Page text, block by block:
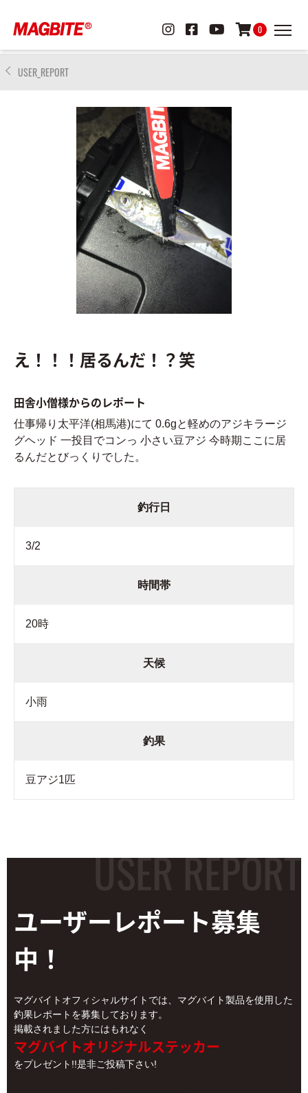
0
USER_REPORT
え！！！居るんだ！？笑
田舎小僧様からのレポート
仕事帰り太平洋(相馬港)にて 0.6gと軽めのアジキラージ
グヘッド 一投目でコンっ 小さい豆アジ 今時期ここに居
るんだとびっくりでした。
釣行日
3/2
時間帯
20時
天候
小雨
釣果
豆アジ1匹
ユーザーレポート募集
中！
マグバイトオフィシャルサイトでは、マグバイト製品を使用した
釣果レポートを募集しております。
掲載されました方にはもれなく
マグバイトオリジナルステッカー
をプレゼント!!是非ご投稿下さい!